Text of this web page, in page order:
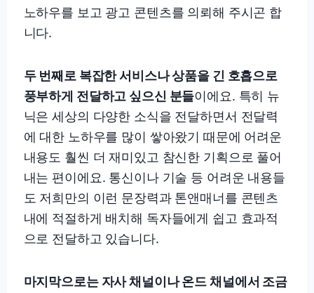
노하우를 보고 광고 콘텐츠를 의뢰해 주시곤 합
니다.
두 번째로 복잡한 서비스나 상품을 긴 호흡으로
풍부하게 전달하고 싶으신 분들이에요. 특히 뉴
닉은 세상의 다양한 소식을 전달하면서 전달력
에 대한 노하우를 많이 쌓아왔기 때문에 어려운
내용도 훨씬 더 재미있고 참신한 기획으로 풀어
내는 편이에요. 통신이나 기술 등 어려운 내용들
도 저희만의 이런 문장력과 톤앤매너를 콘텐츠
내에 적절하게 배치해 독자들에게 쉽고 효과적
으로 전달하고 있습니다.
마지막으로는 자사 채널이나 온드 채널에서 조금